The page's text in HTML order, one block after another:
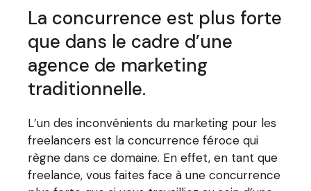
La concurrence est plus forte
que dans le cadre d’une
agence de marketing
traditionnelle.
L’un des inconvénients du marketing pour les
freelancers est la concurrence féroce qui
règne dans ce domaine. En effet, en tant que
freelance, vous faites face à une concurrence